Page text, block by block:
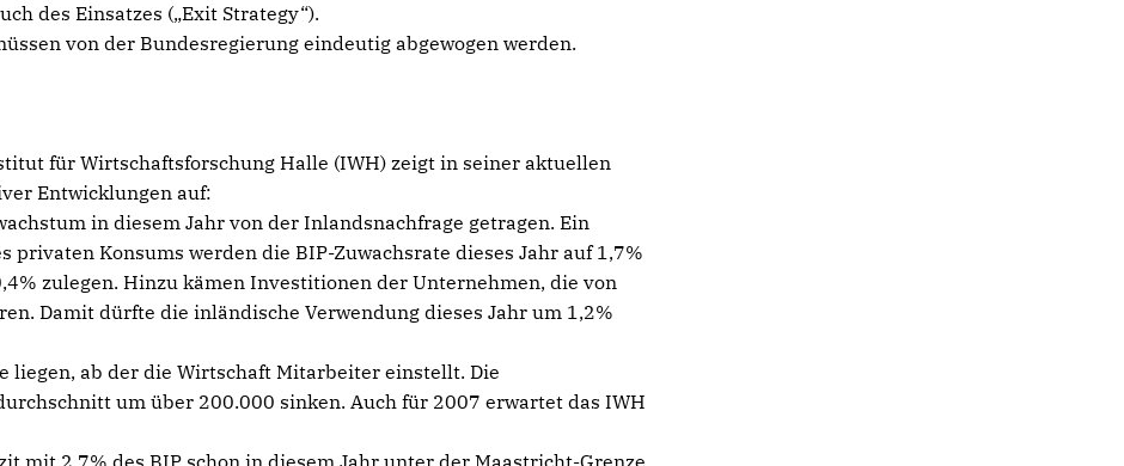
des Einsatzes („Exit Strategy“).
von der Bundesregierung eindeutig abgewogen werden.
für Wirtschaftsforschung Halle (IWH) zeigt in seiner aktuellen
Entwicklungen auf:
in diesem Jahr von der Inlandsnachfrage getragen. Ein
Konsums werden die BIP-Zuwachsrate dieses Jahr auf 1,7%
zulegen. Hinzu kämen Investitionen der Unternehmen, die von
Damit dürfte die inländische Verwendung dieses Jahr um 1,2%
liegen, ab der die Wirtschaft Mitarbeiter einstellt. Die
um über 200.000 sinken. Auch für 2007 erwartet das IWH
mit 2,7% des BIP schon in diesem Jahr unter der Maastricht-Grenze